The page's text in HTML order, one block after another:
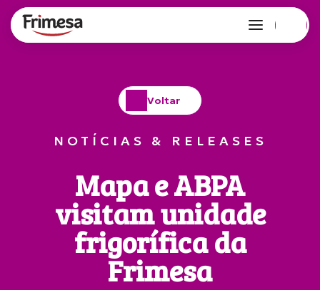
Voltar
NOTÍCIAS & RELEASES
Mapa e ABPA
visitam unidade
frigorífica da
Frimesa